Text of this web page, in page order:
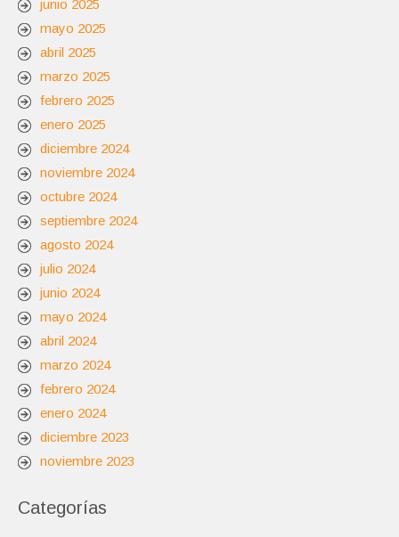
junio 2025
mayo 2025
abril 2025
marzo 2025
febrero 2025
enero 2025
diciembre 2024
noviembre 2024
octubre 2024
septiembre 2024
agosto 2024
julio 2024
junio 2024
mayo 2024
abril 2024
marzo 2024
febrero 2024
enero 2024
diciembre 2023
noviembre 2023
Categorías